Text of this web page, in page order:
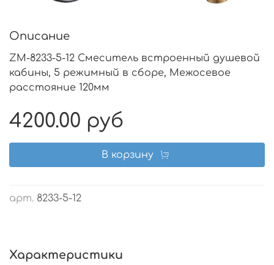
арт. 8233-5-12
Описание
ZM-8233-5-12 Смеситель встроенный душевой
кабины, 5 режимный в сборе, Межосевое
расстояние 120мм
4200.00 руб
В корзину
Характеристики